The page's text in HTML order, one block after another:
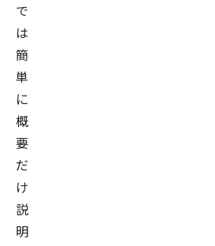
で
は
簡
単
に
概
要
だ
け
説
明